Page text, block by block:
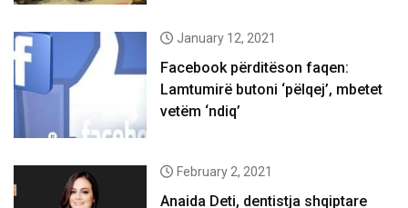
January 12, 2021
Facebook përditëson faqen:
Lamtumirë butoni ‘pëlqej’, mbetet
vetëm ‘ndiq’
February 2, 2021
Anaida Deti, dentistja shqiptare